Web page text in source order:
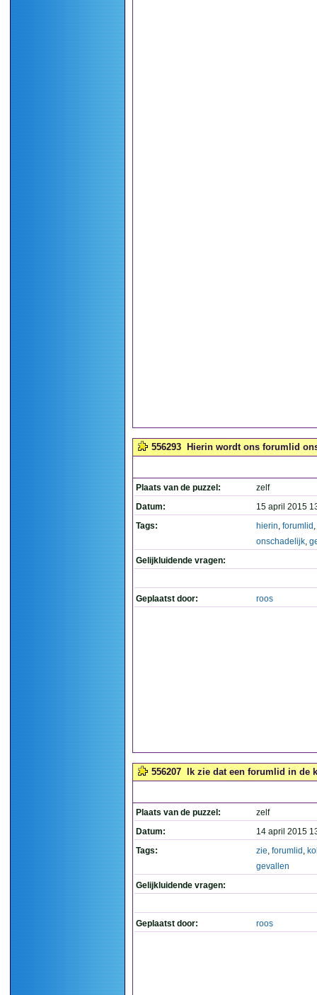
556293 Hierin wordt ons forumlid
Plaats van de puzzel:
zelf
Datum:
15 april 2015
Tags:
hierin, forumlid ,
onschadelijk,
Gelijkluidende vragen:
Geplaatst door: roos
556207 Ik zie dat een forumlid in de
Plaats van de puzzel:
zelf
Datum:
14 april 2015
Tags:
zie, forumlid ,
gevallen
Gelijkluidende vragen:
Geplaatst door: roos